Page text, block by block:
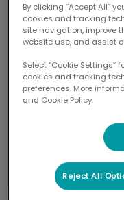
By clicking “Accept All”
cookies and tracking
site navigation, improve
website use, and assist
Select “Cookie
cookies and tracking
preferences. More
and Cookie Policy.
Reject All